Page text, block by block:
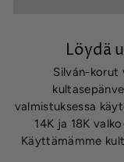
Löydä
Silván-korut
valmistuksessa
14K ja 18K
Käyttämämme